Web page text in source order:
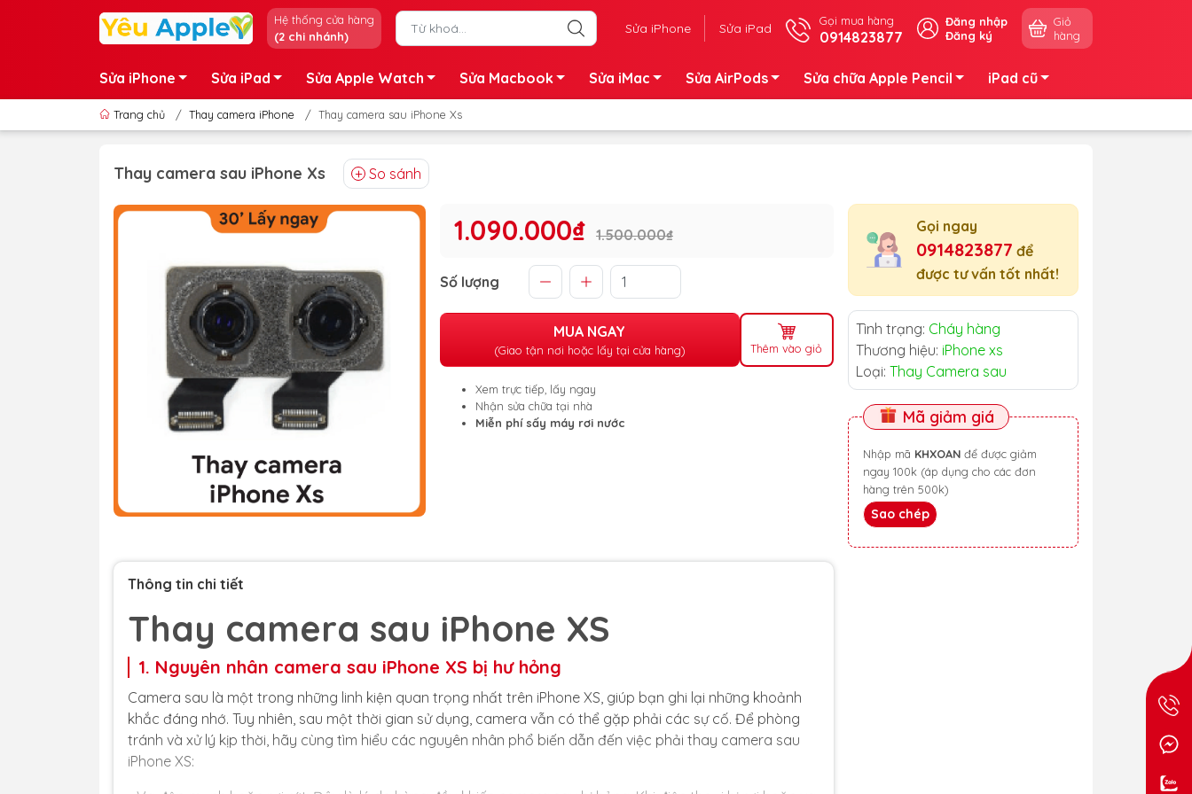
Hệ thống cửa hàng
(2 chi nhánh)
Sửa iPhone Sửa iPad Gọi mua hàng
0914823877
Đăng nhập
Đăng ký
Giỏ
hàng
Sửa iPhone Sửa iPad Sửa Apple Watch Sửa Macbook Sửa iMac Sửa AirPods Sửa chữa Apple Pencil iPad cũ
Trang chủ / Thay camera iPhone / Thay camera sau iPhone Xs
Thay camera sau iPhone Xs So sánh
1.090.000₫ 1.500.000₫
Số lượng
MUA NGAY
(Giao tận nơi hoặc lấy tại cửa hàng) Thêm vào giỏ
Xem trực tiếp, lấy ngay
Nhận sửa chữa tại nhà
Miễn phí sấy máy rơi nước
Gọi ngay
0914823877 để
được tư vấn tốt nhất!
Tình trạng: Cháy hàng
Thương hiệu: iPhone xs
Loại: Thay Camera sau
Mã giảm giá
Nhập mã KHXOAN
ngay 100k (áp dụng cho các đơn
hàng trên 500k)
Sao chép
Thông tin chi tiết
Thay camera sau iPhone XS
1. Nguyên nhân camera sau iPhone XS bị hư hỏng
Camera sau là một trong những linh kiện quan trọng nhất trên iPhone XS, giúp bạn ghi lại những khoảnh
khắc đáng nhớ. Tuy nhiên, sau một thời gian sử dụng, camera vẫn có thể gặp phải các sự cố. Để phòng
tránh và xử lý kịp thời, hãy cùng tìm hiểu các nguyên nhân phổ biến dẫn đến việc phải thay camera sau
iPhone XS: